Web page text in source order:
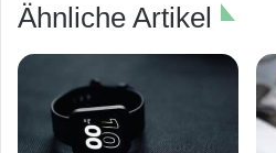
Ähnliche Artikel